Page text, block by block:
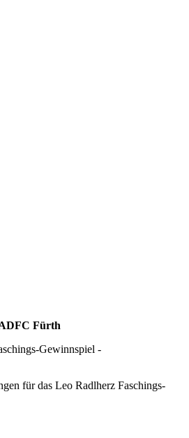
Fürth
Gewinnspiel -
für das Leo Radlherz Faschings-